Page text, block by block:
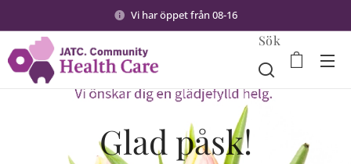
Vi har öppet från 08-16
Sök
Glad påsk!